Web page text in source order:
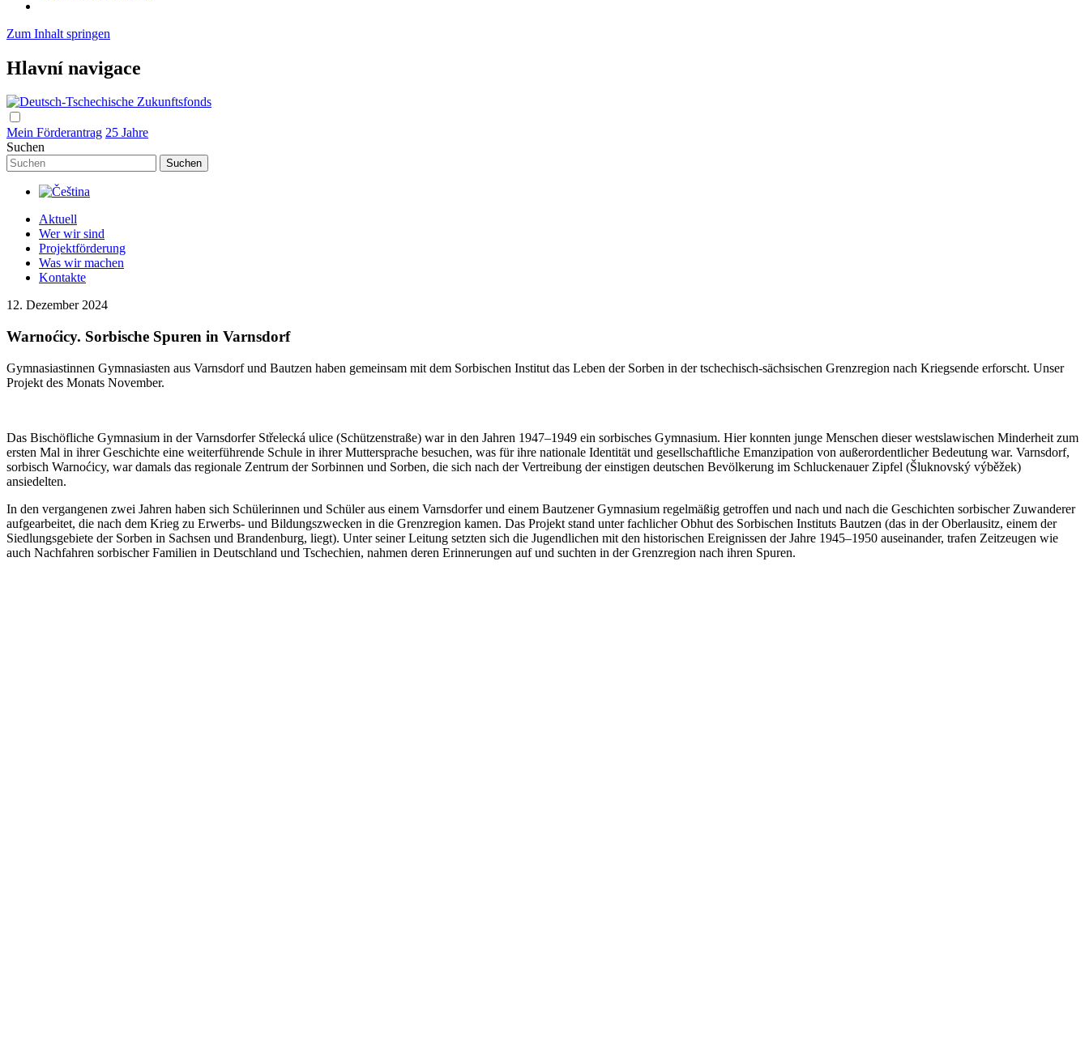
Zum Inhalt springen
Hlavní navigace
Mein Förderantrag 25 Jahre
Suchen
Aktuell
Wer wir sind
Projektförderung
Was wir machen
Kontakte
12. Dezember 2024
Warnoćicy. Sorbische Spuren in Varnsdorf
Gymnasiastinnen Gymnasiasten aus Varnsdorf und Bautzen haben gemeinsam mit dem Sorbischen Institut das Leben der Sorben in der tschechisch-sächsischen Grenzregion nach Kriegsende erforscht. Unser
Projekt des Monats November.
Das Bischöfliche Gymnasium in der Varnsdorfer Střelecká ulice (Schützenstraße) war in den Jahren 1947–1949 ein sorbisches Gymnasium. Hier konnten junge Menschen dieser westslawischen Minderheit zum
ersten Mal in ihrer Geschichte eine weiterführende Schule in ihrer Muttersprache besuchen, was für ihre nationale Identität und gesellschaftliche Emanzipation von außerordentlicher Bedeutung war. Varnsdorf,
sorbisch Warnoćicy, war damals das regionale Zentrum der Sorbinnen und Sorben, die sich nach der Vertreibung der einstigen deutschen Bevölkerung im Schluckenauer Zipfel (Šluknovský výběžek)
ansiedelten.
In den vergangenen zwei Jahren haben sich Schülerinnen und Schüler aus einem Varnsdorfer und einem Bautzener Gymnasium regelmäßig getroffen und nach und nach die Geschichten sorbischer Zuwanderer
aufgearbeitet, die nach dem Krieg zu Erwerbs- und Bildungszwecken in die Grenzregion kamen. Das Projekt stand unter fachlicher Obhut des Sorbischen Instituts Bautzen (das in der Oberlausitz, einem der
Siedlungsgebiete der Sorben in Sachsen und Brandenburg, liegt). Unter seiner Leitung setzten sich die Jugendlichen mit den historischen Ereignissen der Jahre 1945–1950 auseinander, trafen Zeitzeugen wie
auch Nachfahren sorbischer Familien in Deutschland und Tschechien, nahmen deren Erinnerungen auf und suchten in der Grenzregion nach ihren Spuren.